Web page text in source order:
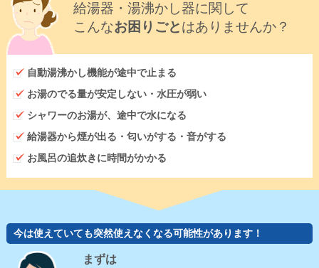
給湯器・湯沸かし器に関して
こんなお困りごとはありませんか？
自動湯沸かし機能が途中で止まる
お湯のでる量が安定しない・水圧が弱い
シャワーのお湯が、途中で水になる
給湯器から煙が出る・匂いがする・音がする
お風呂の追炊きに時間がかかる
今は使えていても突然使えなくなる可能性があります！
まずは